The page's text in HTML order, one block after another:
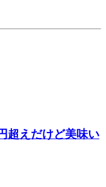
超えだけど美味い